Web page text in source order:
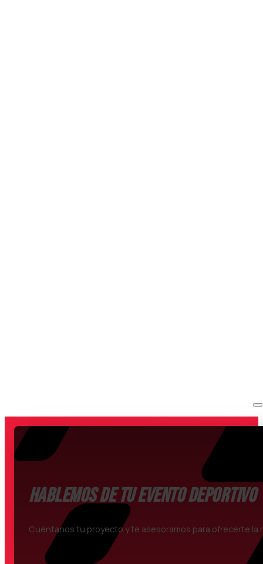
Hablemos de tu evento deportivo
Cuéntanos tu proyecto y te asesoramos para ofrecerte la